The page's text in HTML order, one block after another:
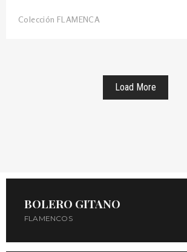
Colección FLAMENCA
Load More
BOLERO GITANO
FLAMENCOS